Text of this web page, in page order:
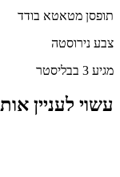
תופסן מטאטא בודד
צבע נירוסטה
מגיע 3 בבליסטר
עשוי לעניין